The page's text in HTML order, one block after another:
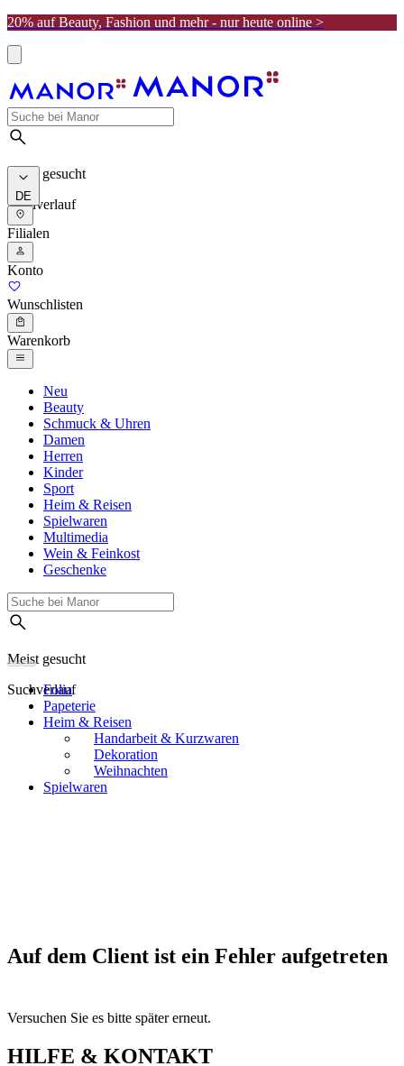
20% auf Beauty, Fashion und mehr - nur heute online >
Meist gesucht
Suchverlauf
DE
Filialen
Konto
Wunschlisten
Warenkorb
Neu
Beauty
Schmuck & Uhren
Damen
Herren
Kinder
Sport
Heim & Reisen
Spielwaren
Multimedia
Wein & Feinkost
Geschenke
Meist gesucht
Suchverlauf
Folia
Papeterie
Heim & Reisen
Handarbeit & Kurzwaren
Dekoration
Weihnachten
Spielwaren
Auf dem Client ist ein Fehler aufgetreten
Versuchen Sie es bitte später erneut.
HILFE & KONTAKT